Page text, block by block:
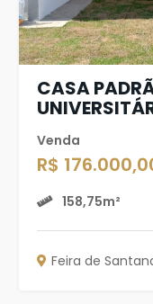
CASA
Venda
R$
158,75m²
Feira de